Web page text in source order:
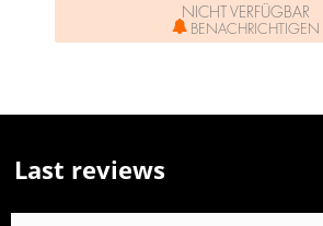
NICHT VERFÜGBAR
BENACHRICHTIGEN
Last reviews